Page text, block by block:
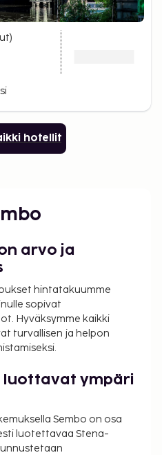
)
hotellit
arvo ja
hintatakuumme
sopivat
Hyväksymme kaikki
turvallisen ja helpon
luottavat ympäri
Sembo on osa
luotettavaa Stena-